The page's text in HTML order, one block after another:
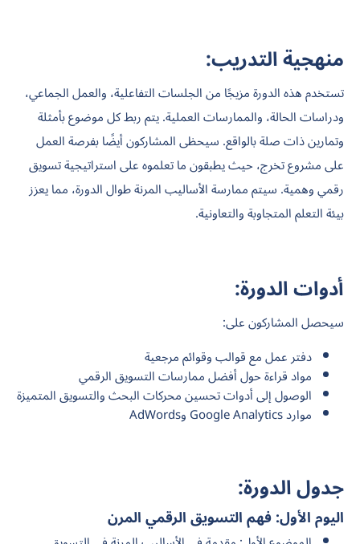
منهجية التدريب:
تستخدم هذه الدورة مزيجًا من الجلسات التفاعلية، والعمل الجماعي،
ودراسات الحالة، والممارسات العملية. يتم ربط كل موضوع بأمثلة
وتمارين ذات صلة بالواقع. سيحظى المشاركون أيضًا بفرصة العمل
على مشروع تخرج، حيث يطبقون ما تعلموه على استراتيجية تسويق
رقمي وهمية. سيتم ممارسة الأساليب المرنة طوال الدورة، مما يعزز
بيئة التعلم المتجاوبة والتعاونية.
أدوات الدورة:
سيحصل المشاركون على:
دفتر عمل مع قوالب وقوائم مرجعية
مواد قراءة حول أفضل ممارسات التسويق الرقمي
الوصول إلى أدوات تحسين محركات البحث والتسويق المتميزة
موارد Google Analytics وAdWords
جدول الدورة:
اليوم الأول: فهم التسويق الرقمي المرن